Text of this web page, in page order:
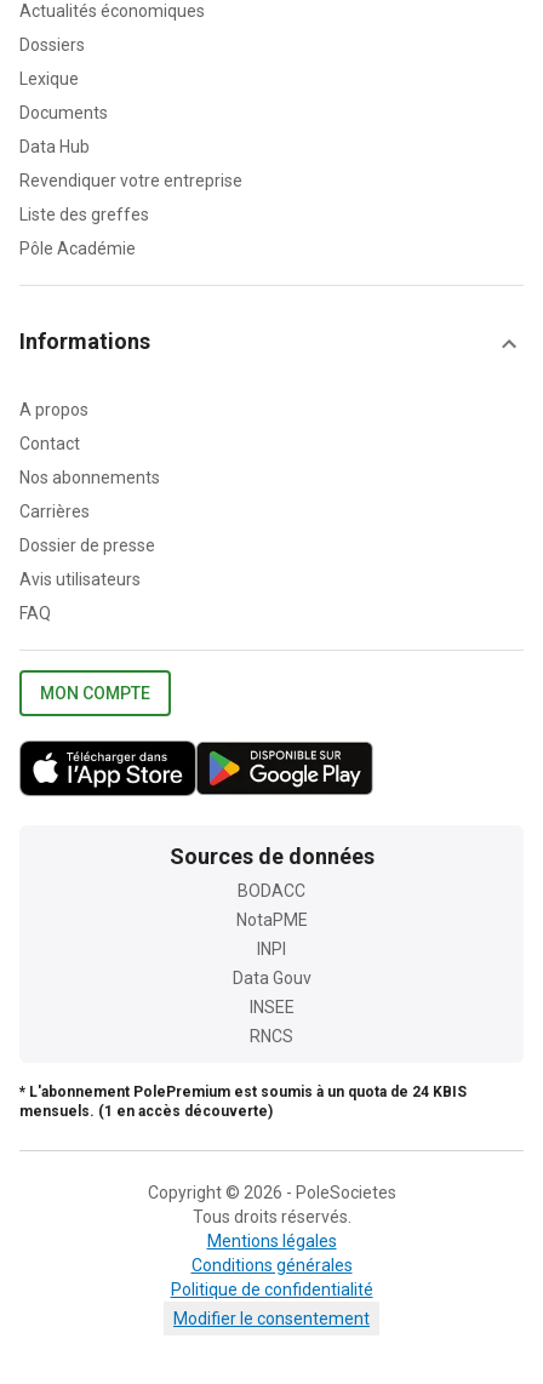
Actualités économiques
Dossiers
Lexique
Documents
Data Hub
Revendiquer votre entreprise
Liste des greffes
Pôle Académie
Informations
A propos
Contact
Nos abonnements
Carrières
Dossier de presse
Avis utilisateurs
FAQ
MON COMPTE
Sources de données
BODACC
NotaPME
INPI
Data Gouv
INSEE
RNCS
* L'abonnement PolePremium est soumis à un quota de 24 KBIS
mensuels. (1 en accès découverte)
Copyright © 2026 - PoleSocietes
Tous droits réservés.
Mentions légales
Conditions générales
Politique de confidentialité
Modifier le consentement